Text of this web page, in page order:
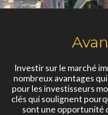
Investir sur le marché
nombreux avantages
pour les investisseurs
clés qui soulignent
sont une opportunité